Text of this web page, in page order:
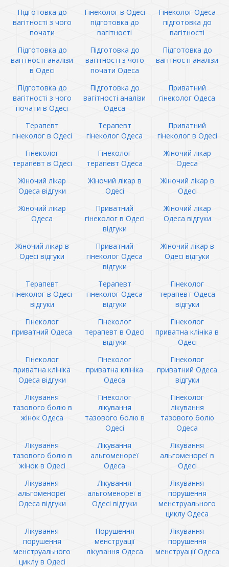
Підготовка до
вагітності з чого
почати
Гінеколог в Одесі
підготовка до
вагітності
Гінеколог Одеса
підготовка до
вагітності
Підготовка до
вагітності аналізи
в Одесі
Підготовка до
вагітності з чого
почати Одеса
Підготовка до
вагітності аналізи
Підготовка до
вагітності з чого
почати в Одесі
Підготовка до
вагітності аналізи
Одеса
Приватний
гінеколог Одеса
Терапевт
гінеколог в Одесі
Терапевт
гінеколог Одеса
Приватний
гінеколог в Одесі
Гінеколог
терапевт в Одесі
Гінеколог
терапевт Одеса
Жіночий лікар
Одеса
Жіночий лікар
Одеса відгуки
Жіночий лікар в
Одесі
Жіночий лікар в
Одесі
Жіночий лікар
Одеса
Приватний
гінеколог в Одесі
відгуки
Жіночий лікар
Одеса відгуки
Жіночий лікар в
Одесі відгуки
Приватний
гінеколог Одеса
відгуки
Жіночий лікар в
Одесі відгуки
Терапевт
гінеколог в Одесі
відгуки
Терапевт
гінеколог Одеса
відгуки
Гінеколог
терапевт Одеса
відгуки
Гінеколог
приватний Одеса
Гінеколог
терапевт в Одесі
відгуки
Гінеколог
приватна клініка в
Одесі
Гінеколог
приватна клініка
Одеса відгуки
Гінеколог
приватна клініка
Одеса
Гінеколог
приватний Одеса
відгуки
Лікування
тазового болю в
жінок Одеса
Гінеколог
лікування
тазового болю в
Одесі
Гінеколог
лікування
тазового болю
Одеса
Лікування
тазового болю в
жінок в Одесі
Лікування
альгоменореї
Одеса
Лікування
альгоменореї в
Одесі
Лікування
альгоменореї
Одеса відгуки
Лікування
альгоменореї в
Одесі відгуки
Лікування
порушення
менструального
циклу Одеса
Лікування
порушення
менструального
циклу в Одесі
Порушення
менструації
лікування Одеса
Лікування
порушення
менструації Одеса